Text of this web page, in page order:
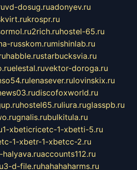
vd-dosug.ruadonyev.ru
krospr.ru
2rich.ruhostel-65.ru
russkom.rumishinlab.ru
habble.rustarbucksvia.ru
elestal.ruvektor-doroga.ru
lenasever.rulovinskix.ru
discofoxworld.ru
hostel65.ruliura.ruglasspb.ru
gnalis.rubulkitula.ru
1-xbeticricetc-1-xbetti-5.ru
1-xbetr-1-xbetcc-2.ru
accounts112.ru
3-d-file.ruhahahaharms.ru